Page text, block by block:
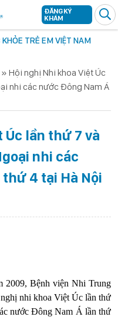
TRẺ EM VIỆT NAM
ĐĂNG KÝ
KHÁM
» Hội nghị Nhi khoa Việt Úc
nhi các nước Đông Nam Á
Úc lần thứ 7 và
nhi các
4 tại Hà Nội
2009, Bệnh viện Nhi Trung
nhi khoa Việt Úc lần thứ
nước Đông Nam Á lần thứ